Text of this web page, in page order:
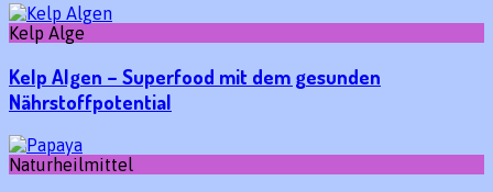
Kelp Alge
Kelp Algen – Superfood mit dem gesunden
Nährstoffpotential
Naturheilmittel